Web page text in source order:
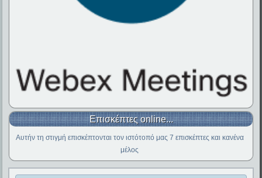
Επισκέπτες online...
Αυτήν τη στιγμή επισκέπτονται τον ιστότοπό μας 7 επισκέπτες και κανένα
μέλος